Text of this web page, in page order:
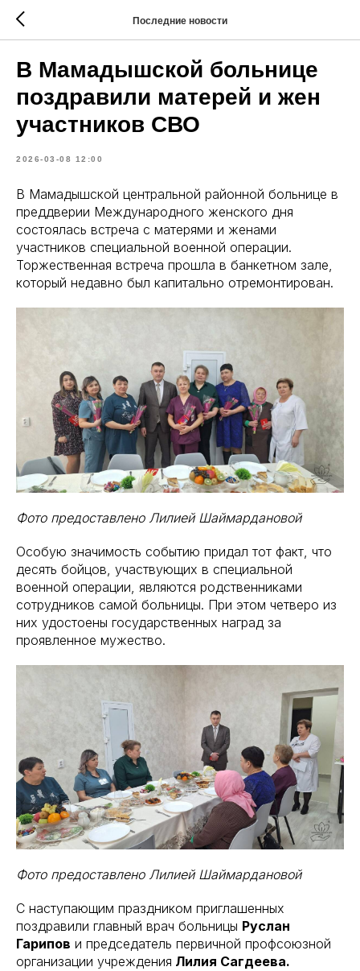
Последние новости
В Мамадышской больнице
поздравили матерей и жен
участников СВО
2026-03-08 12:00
В Мамадышской центральной районной больнице в
преддверии Международного женского дня
состоялась встреча с матерями и женами
участников специальной военной операции.
Торжественная встреча прошла в банкетном зале,
который недавно был капитально отремонтирован.
Фото предоставлено Лилией Шаймардановой
Особую значимость событию придал тот факт, что
десять бойцов, участвующих в специальной
военной операции, являются родственниками
сотрудников самой больницы. При этом четверо из
них удостоены государственных наград за
проявленное мужество.
Фото предоставлено Лилией Шаймардановой
С наступающим праздником приглашенных
поздравили главный врач больницы Руслан
Гарипов и председатель первичной профсоюзной
организации учреждения Лилия Сагдеева.